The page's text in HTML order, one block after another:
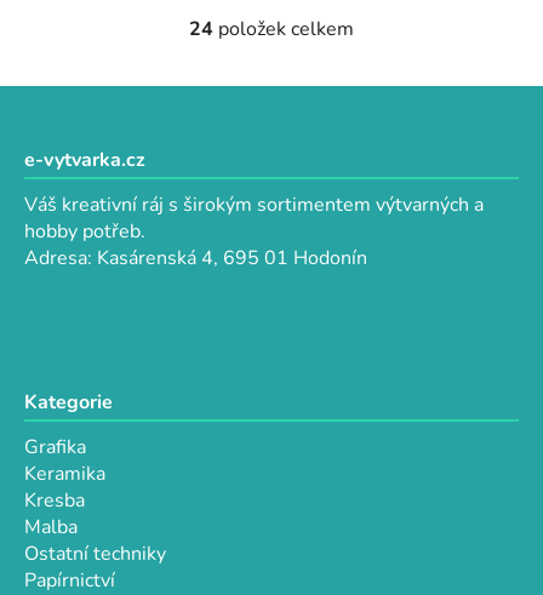
O
l
a
c
p
ý
24 položek celkem
e-vytvarka.cz
Váš kreativní ráj s širokým sortimentem výtvarných a
hobby potřeb.
Adresa: Kasárenská 4, 695 01 Hodonín
Kategorie
Grafika
Keramika
Kresba
Malba
Ostatní techniky
Papírnictví